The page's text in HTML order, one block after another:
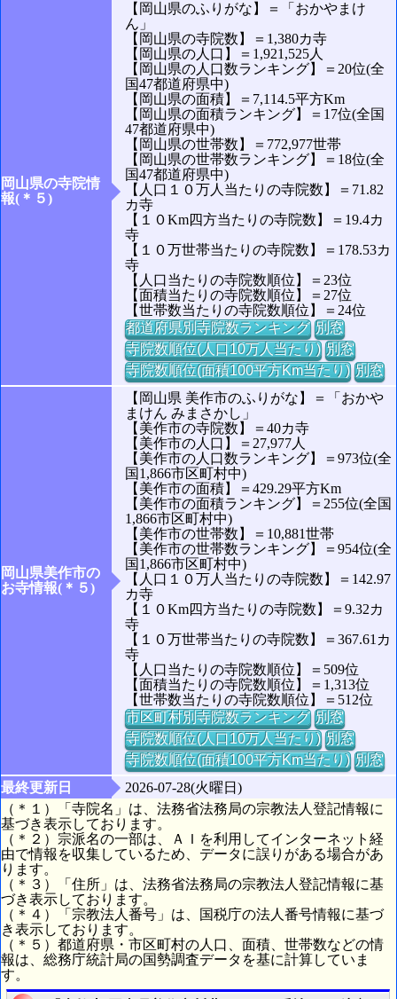
岡山県の寺院情
報(＊５)
【岡山県のふりがな】＝「おかやまけ
ん」
【岡山県の寺院数】＝1,380カ寺
【岡山県の人口】＝1,921,525人
【岡山県の人口数ランキング】＝20位(全
国47都道府県中)
【岡山県の面積】＝7,114.5平方Km
【岡山県の面積ランキング】＝17位(全国
47都道府県中)
【岡山県の世帯数】＝772,977世帯
【岡山県の世帯数ランキング】＝18位(全
国47都道府県中)
【人口１０万人当たりの寺院数】＝71.82
カ寺
【１０Km四方当たりの寺院数】＝19.4カ
寺
【１０万世帯当たりの寺院数】＝178.53カ
寺
【人口当たりの寺院数順位】＝23位
【面積当たりの寺院数順位】＝27位
【世帯数当たりの寺院数順位】＝24位
都道府県別寺院数ランキング 別窓
寺院数順位(人口10万人当たり) 別窓
寺院数順位(面積100平方Km当たり) 別窓
岡山県美作市の
お寺情報(＊５)
【岡山県 美作市のふりがな】＝「おかや
まけん みまさかし」
【美作市の寺院数】＝40カ寺
【美作市の人口】＝27,977人
【美作市の人口数ランキング】＝973位(全
国1,866市区町村中)
【美作市の面積】＝429.29平方Km
【美作市の面積ランキング】＝255位(全国
1,866市区町村中)
【美作市の世帯数】＝10,881世帯
【美作市の世帯数ランキング】＝954位(全
国1,866市区町村中)
【人口１０万人当たりの寺院数】＝142.97
カ寺
【１０Km四方当たりの寺院数】＝9.32カ
寺
【１０万世帯当たりの寺院数】＝367.61カ
寺
【人口当たりの寺院数順位】＝509位
【面積当たりの寺院数順位】＝1,313位
【世帯数当たりの寺院数順位】＝512位
市区町村別寺院数ランキング 別窓
寺院数順位(人口10万人当たり) 別窓
寺院数順位(面積100平方Km当たり) 別窓
最終更新日
2026-07-28(火曜日)
（＊１）「寺院名」は、法務省法務局の宗教法人登記情報に
基づき表示しております。
（＊２）宗派名の一部は、ＡＩを利用してインターネット経
由で情報を収集しているため、データに誤りがある場合があ
ります。
（＊３）「住所」は、法務省法務局の宗教法人登記情報に基
づき表示しております。
（＊４）「宗教法人番号」は、国税庁の法人番号情報に基づ
き表示しております。
（＊５）都道府県・市区町村の人口、面積、世帯数などの情
報は、総務庁統計局の国勢調査データを基に計算していま
す。